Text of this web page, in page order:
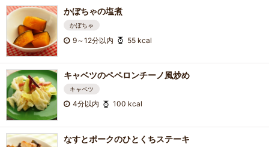
かぼちゃの塩煮
かぼちゃ
9～12分以内 55 kcal
キャベツのペペロンチーノ風炒め
キャベツ
4分以内 100 kcal
なすとポークのひとくちステーキ